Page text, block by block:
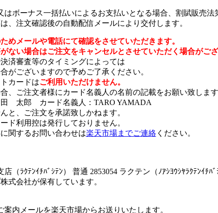
ボーナス一括払いによるお支払いとなる場合、割賦販売法
、注文確認後の自動配信メールにより交付します。
めメールや電話にて確認をさせていただきます。
ない場合はご注文をキャンセルとさせていただく場合がござ
審査等のタイミングによっては
ございますので予めご了承ください。
カードはご利用いただけません。
、ご注文者様にカード名義人の名前の記載をお願い致します
太郎 カード名義人：TARO YAMADA
、ご注文を承諾致しかねます。
利用控は発行しておりません。
関するお問い合わせは楽天市場までご連絡ください。
（ﾗｸﾃﾝｲﾁﾊﾞｼﾃﾝ） 普通 2853054 ラクテン（ﾉｱｼﾖｳｼﾔﾗｸﾃﾝｲﾁﾊﾞ
会社が保有しています。
内メールを楽天市場からお送りいたします。